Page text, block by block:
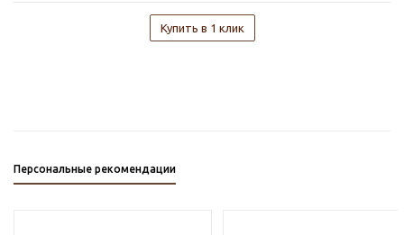
Купить в 1 клик
Персональные рекомендации